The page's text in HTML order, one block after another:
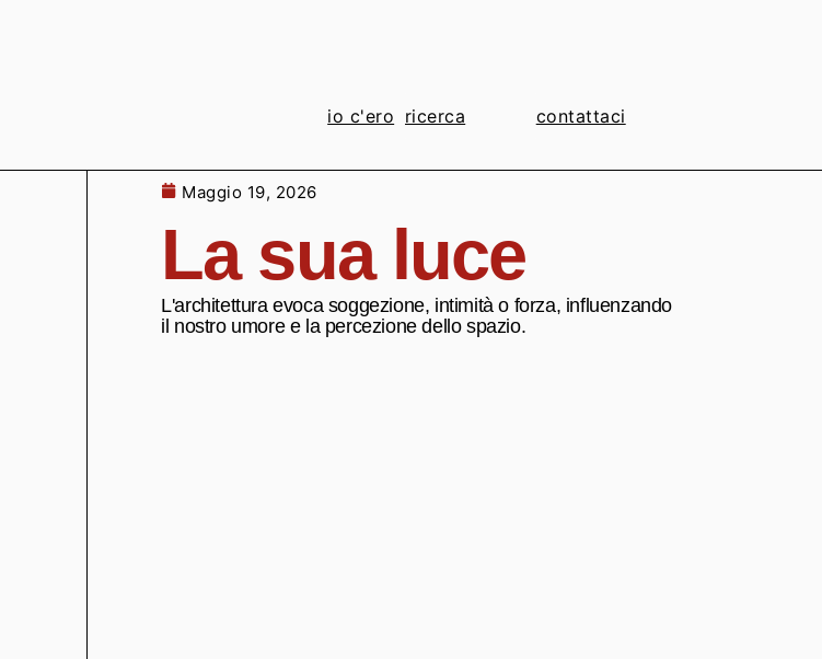
contattaci
io c'ero
Maggio 19, 2026
La sua luce
L'architettura evoca soggezione, intimità o forza, influenzando
il nostro umore e la percezione dello spazio.